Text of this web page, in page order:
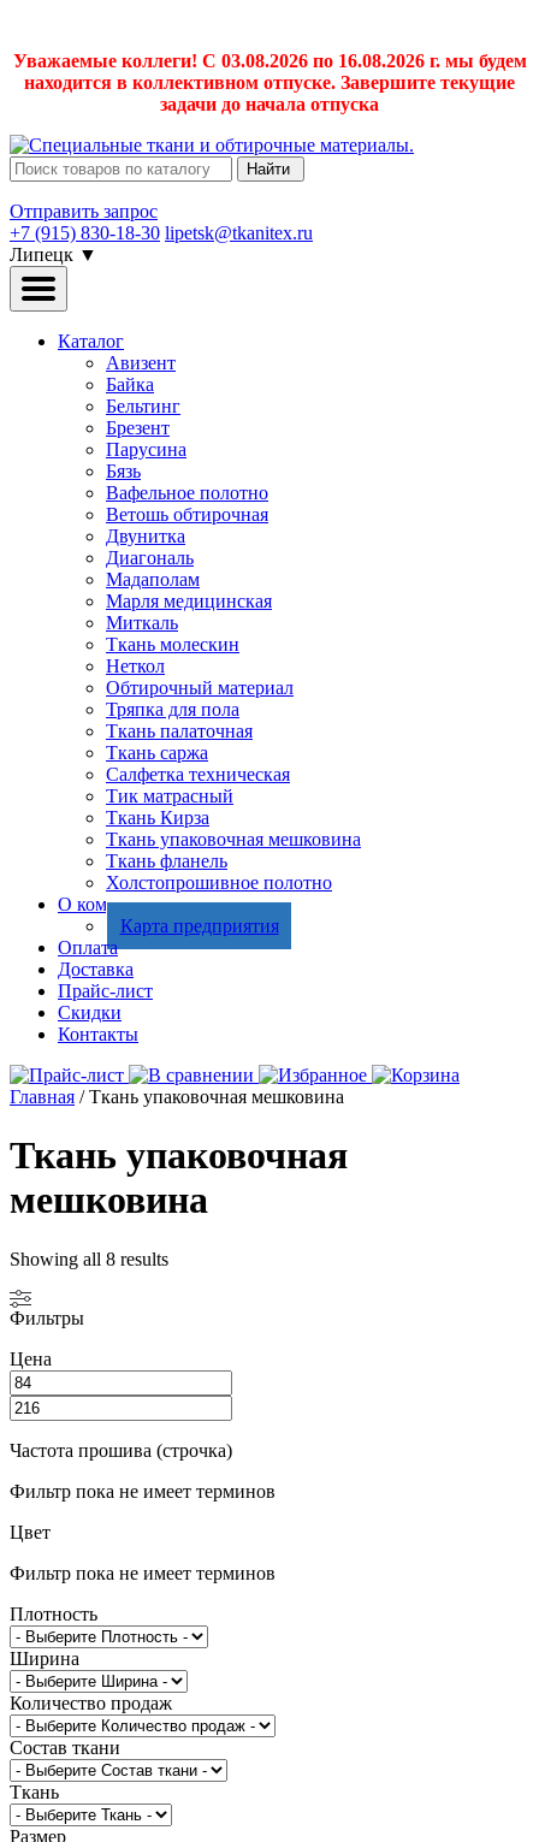
Уважаемые коллеги! С 03.08.2026 по 16.08.2026 г. мы будем
находится в коллективном отпуске. Завершите текущие
задачи до начала отпуска
Найти
Отправить запрос
+7 (915) 830-18-30 lipetsk@tkanitex.ru
Липецк ▼
Каталог
Авизент
Байка
Бельтинг
Брезент
Парусина
Бязь
Вафельное полотно
Ветошь обтирочная
Двунитка
Диагональ
Мадаполам
Марля медицинская
Миткаль
Ткань молескин
Неткол
Обтирочный материал
Тряпка для пола
Ткань палаточная
Ткань саржа
Салфетка техническая
Тик матрасный
Ткань Кирза
Ткань упаковочная мешковина
Ткань фланель
Холстопрошивное полотно
О компании
Карта предприятия
Оплата
Доставка
Прайс-лист
Скидки
Контакты
Главная / Ткань упаковочная мешковина
Ткань упаковочная
мешковина
Showing all 8 results
Фильтры
Цена
Частота прошива (строчка)
Фильтр пока не имеет терминов
Цвет
Фильтр пока не имеет терминов
Плотность
Ширина
Количество продаж
Состав ткани
Ткань
Размер